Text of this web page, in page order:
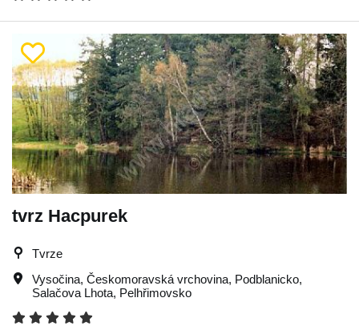
tvrz Hacpurek
Tvrze
Vysočina, Českomoravská vrchovina, Podblanicko,
Salačova Lhota, Pelhřimovsko